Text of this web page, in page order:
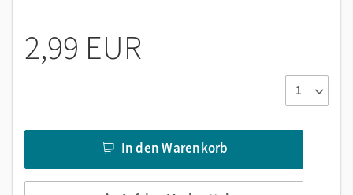
2,99 EUR
In den Warenkorb